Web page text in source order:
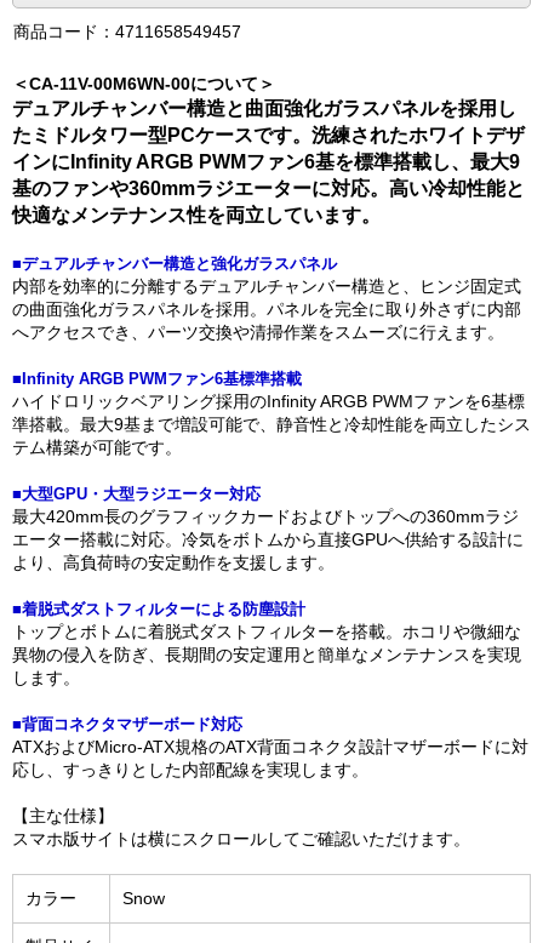
商品コード：4711658549457
＜CA-11V-00M6WN-00について＞
デュアルチャンバー構造と曲面強化ガラスパネルを採用し
たミドルタワー型PCケースです。洗練されたホワイトデザ
インにInfinity ARGB PWMファン6基を標準搭載し、最大9
基のファンや360mmラジエーターに対応。高い冷却性能と
快適なメンテナンス性を両立しています。
■デュアルチャンバー構造と強化ガラスパネル
内部を効率的に分離するデュアルチャンバー構造と、ヒンジ固定式
の曲面強化ガラスパネルを採用。パネルを完全に取り外さずに内部
へアクセスでき、パーツ交換や清掃作業をスムーズに行えます。
■Infinity ARGB PWMファン6基標準搭載
ハイドロリックベアリング採用のInfinity ARGB PWMファンを6基標
準搭載。最大9基まで増設可能で、静音性と冷却性能を両立したシス
テム構築が可能です。
■大型GPU・大型ラジエーター対応
最大420mm長のグラフィックカードおよびトップへの360mmラジ
エーター搭載に対応。冷気をボトムから直接GPUへ供給する設計に
より、高負荷時の安定動作を支援します。
■着脱式ダストフィルターによる防塵設計
トップとボトムに着脱式ダストフィルターを搭載。ホコリや微細な
異物の侵入を防ぎ、長期間の安定運用と簡単なメンテナンスを実現
します。
■背面コネクタマザーボード対応
ATXおよびMicro-ATX規格のATX背面コネクタ設計マザーボードに対
応し、すっきりとした内部配線を実現します。
【主な仕様】
スマホ版サイトは横にスクロールしてご確認いただけます。
カラー Snow